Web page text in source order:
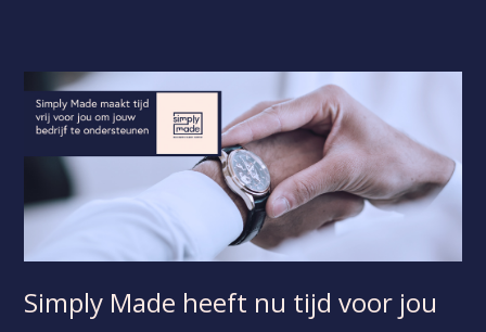
Simply Made heeft nu tijd voor jou